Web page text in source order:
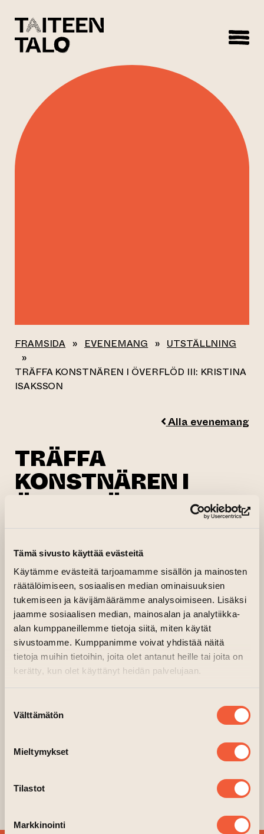
Tämä sivusto käyttää evästeitä
Käytämme evästeitä tarjoamamme sisällön ja mainosten
räätälöimiseen, sosiaalisen median ominaisuuksien
tukemiseen ja kävijämäärämme analysoimiseen. Lisäksi
jaamme sosiaalisen median, mainosalan ja analytiikka-
alan kumppaneillemme tietoja siitä, miten käytät
sivustoamme. Kumppanimme voivat yhdistää näitä
tietoja muihin tietoihin, joita olet antanut heille tai joita on
kerätty, kun olet käyttänyt heidän palvelujaan.
valinta
Välttämätön
Mieltymykset
Tilastot
Markkinointi
FRAMSIDA » EVENEMANG » UTSTÄLLNING
»
TRÄFFA KONSTNÄREN I ÖVERFLÖD III: KRISTINA
ISAKSSON
Alla evenemang
TRÄFFA
KONSTNÄREN I
ÖVERFLÖD III:
KRISTINA
ISAKSSON
16.08.2024 kl. 14.30—18.00
Huvudsal, 2 våning, Fabriken
Träffa konstnärerna i Överflöd III
utställning. Kristina Isaksson är på
plats 16.8. kl. 14.30-18.00.